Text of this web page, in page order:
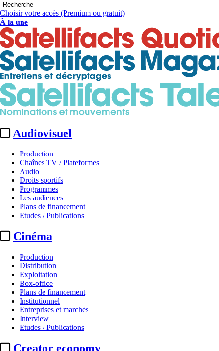
Recherche
Choisir votre accès (Premium ou gratuit)
À la une
Audiovisuel
Production
Chaînes TV / Plateformes
Audio
Droits sportifs
Programmes
Les audiences
Plans de financement
Etudes / Publications
Cinéma
Production
Distribution
Exploitation
Box-office
Plans de financement
Institutionnel
Entreprises et marchés
Interview
Etudes / Publications
Creator economy